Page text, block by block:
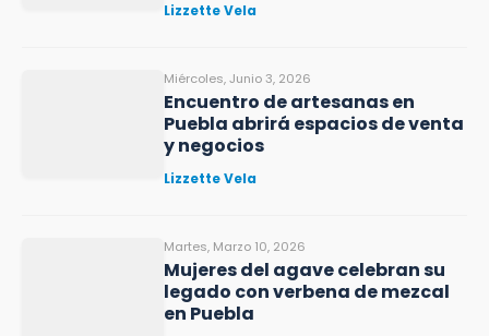
Lizzette Vela
Miércoles, Junio 3, 2026
Encuentro de artesanas en
Puebla abrirá espacios de venta
y negocios
Lizzette Vela
Martes, Marzo 10, 2026
Mujeres del agave celebran su
legado con verbena de mezcal
en Puebla